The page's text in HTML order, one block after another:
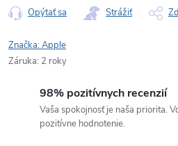
Opýtať sa Strážiť
Značka:Apple
Záruka: 2 roky
98% pozitívnych recenzií
Vaša spokojnosť je naša priorita.
pozitívne hodnotenie.